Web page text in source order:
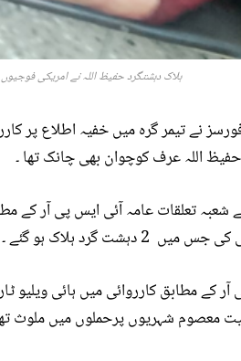
ہلاک دہشتگرد حفیظ اللہ نے امریکی
حفیظ اللہ عرف کوچوان بھی چانک تھا ۔
تعلقات عامہ آئی ایس پی آر کے
2 دہشت گرد ہلاک ہو گئے ۔
کے مطابق کارروائی میں ہائی ویلیو
معصوم شہریوں پرحملوں میں ملوث